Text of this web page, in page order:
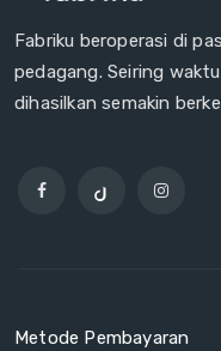
Fabriku beroperasi di
pedagang. Seiring
dihasilkan semakin
Metode Pembayaran